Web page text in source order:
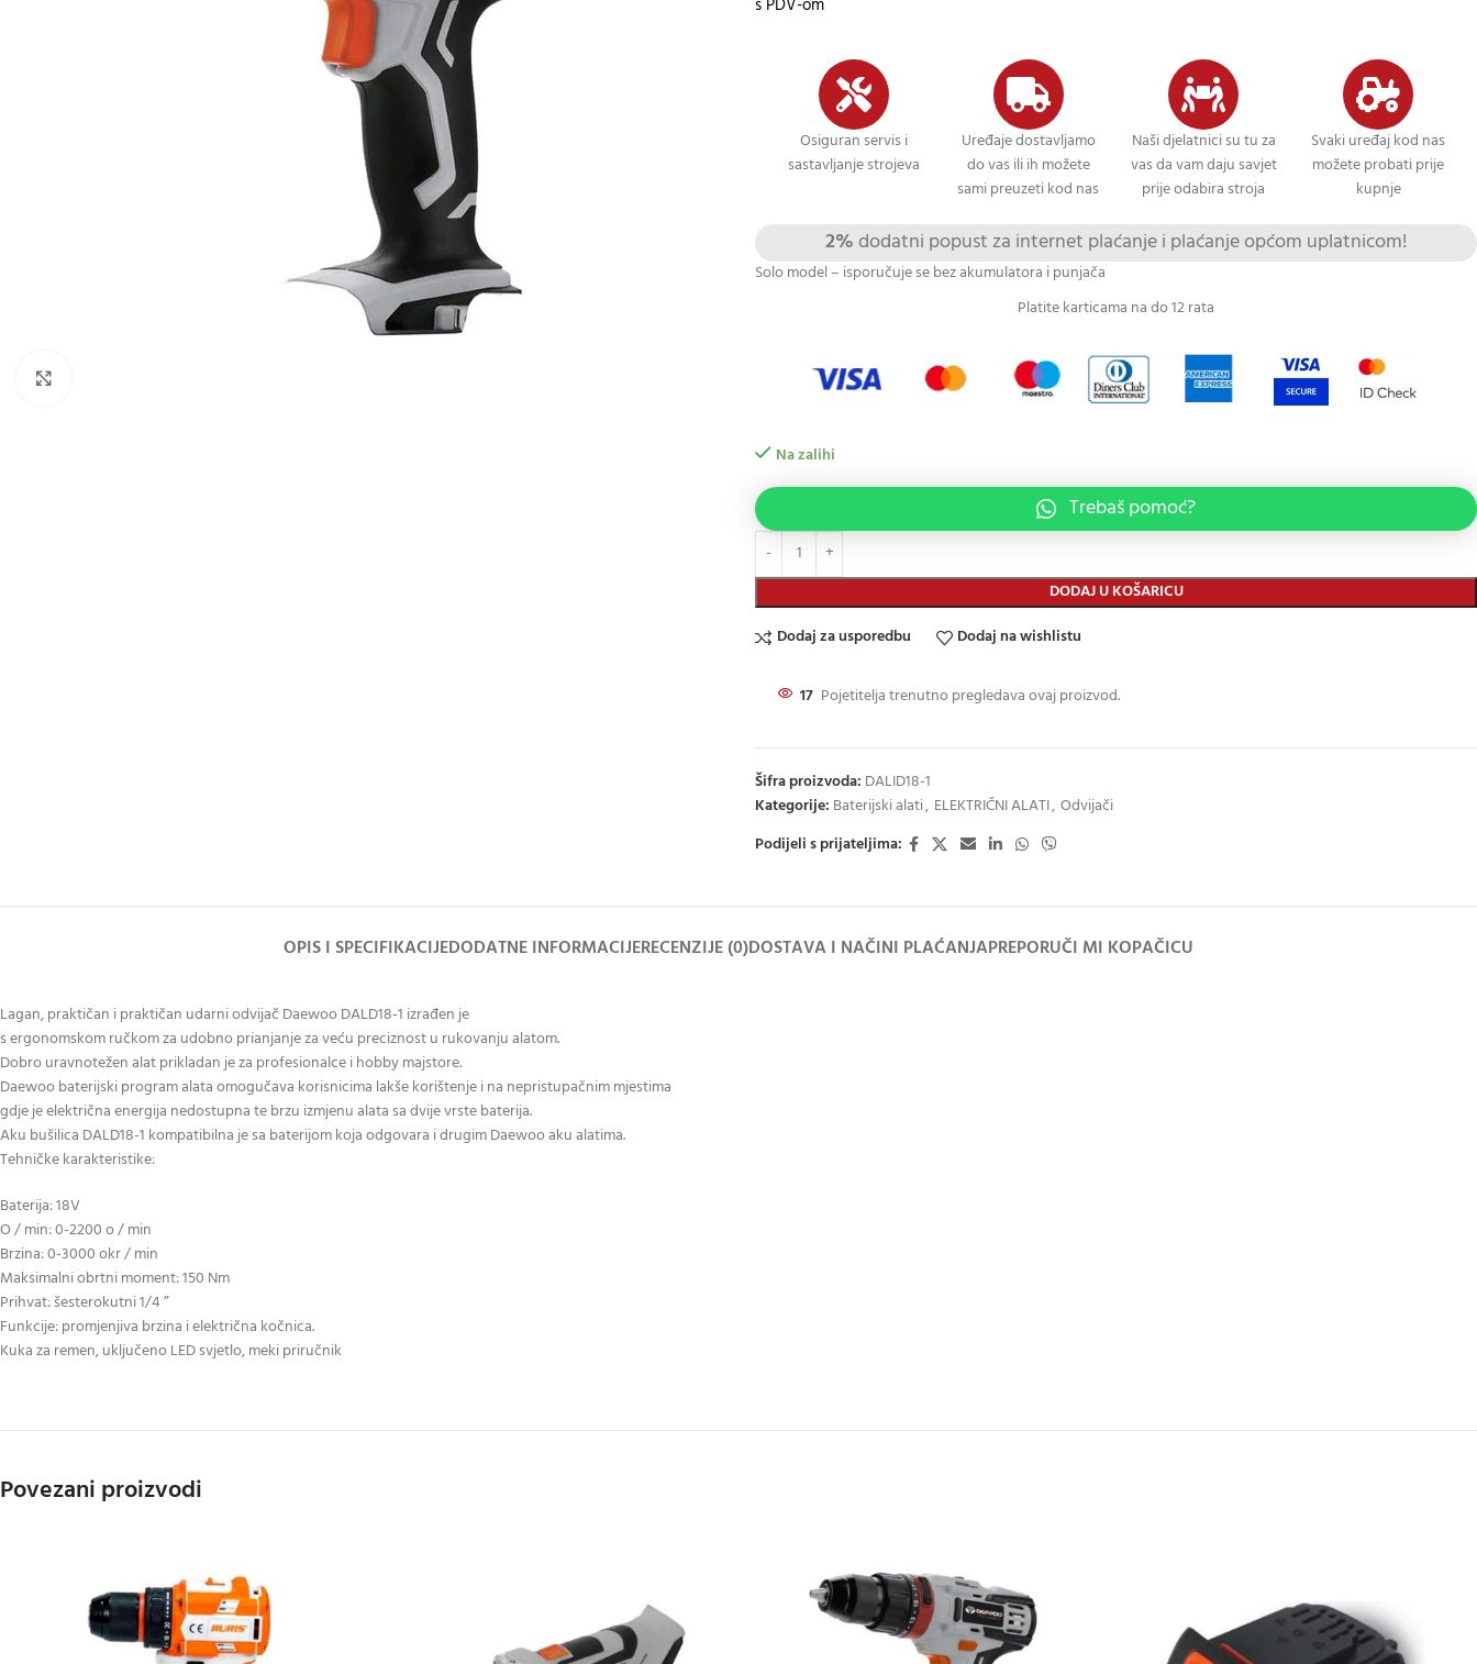
Osiguran servis i
sastavljanje strojeva
Uređaje dostavljamo
do vas ili ih možete
sami preuzeti kod nas
Naši djelatnici su tu za
vas da vam daju savjet
prije odabira stroja
Svaki uređaj kod nas
možete probati prije
kupnje
2% dodatni popust za internet plaćanje i plaćanje općom uplatnicom!
Solo model – isporučuje se bez akumulatora i punjača
Platite karticama na do 12 rata
Na zalihi
DODAJ U KOŠARICU
Trebaš pomoć?
Dodaj za usporedbu Dodaj na wishlistu
17 Pojetitelja trenutno pregledava ovaj proizvod.
Šifra proizvoda: DALID18-1
Kategorije: Baterijski alati, ELEKTRIČNI ALATI, Odvijači
Podijeli s prijateljima:
OPIS I SPECIFIKACIJEDODATNE INFORMACIJERECENZIJE (0)DOSTAVA I NAČINI PLAĆANJAPREPORUČI MI KOPAČICU
Lagan, praktičan i praktičan udarni odvijač Daewoo DALD18-1 izrađen je
s ergonomskom ručkom za udobno prianjanje za veću preciznost u rukovanju alatom.
Dobro uravnotežen alat prikladan je za profesionalce i hobby majstore.
Daewoo baterijski program alata omogučava korisnicima lakše korištenje i na nepristupačnim mjestima
gdje je električna energija nedostupna te brzu izmjenu alata sa dvije vrste baterija.
Aku bušilica DALD18-1 kompatibilna je sa baterijom koja odgovara i drugim Daewoo aku alatima.
Tehničke karakteristike:
Baterija: 18V
O / min: 0-2200 o / min
Brzina: 0-3000 okr / min
Maksimalni obrtni moment: 150 Nm
Prihvat: šesterokutni 1/4 ”
Funkcije: promjenjiva brzina i električna kočnica.
Kuka za remen, uključeno LED svjetlo, meki priručnik
Povezani proizvodi